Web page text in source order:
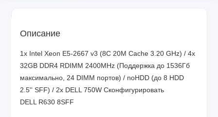
Описание
1x Intel Xeon E5-2667 v3 (8C 20M Cache 3.20 GHz) / 4x
32GB DDR4 RDIMM 2400MHz (Поддержка до 1536Гб
максимально, 24 DIMM портов) / noHDD (до 8 HDD
2.5'' SFF) / 2x DELL 750W Сконфигурировать
DELL R630 8SFF